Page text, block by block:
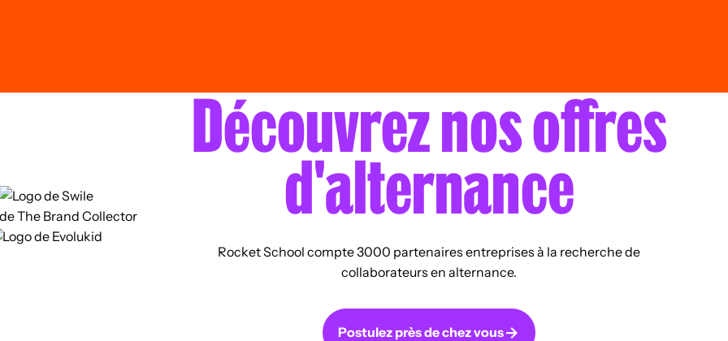
Découvrez nos offres
d'alternance
Rocket School compte 3000 partenaires entreprises à la recherche de
collaborateurs en alternance.
Postulez près de chez vous